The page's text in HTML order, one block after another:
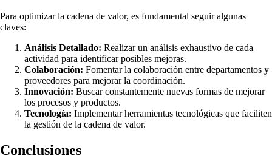
Para optimizar la cadena de valor, es fundamental seguir algunas
claves:
Análisis Detallado: Realizar un análisis exhaustivo de cada
actividad para identificar posibles mejoras.
Colaboración: Fomentar la colaboración entre departamentos y
proveedores para mejorar la coordinación.
Innovación: Buscar constantemente nuevas formas de mejorar
los procesos y productos.
Tecnología: Implementar herramientas tecnológicas que faciliten
la gestión de la cadena de valor.
Conclusiones